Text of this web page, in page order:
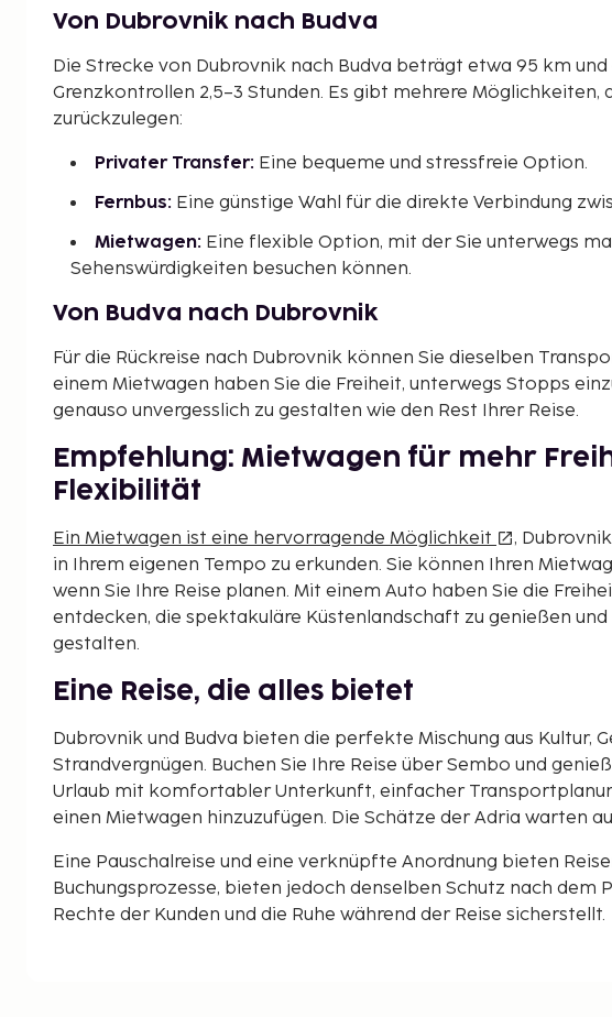
Von Dubrovnik nach Budva
Die Strecke von Dubrovnik nach Budva beträgt etwa 95 km
Grenzkontrollen 2,5–3 Stunden. Es gibt mehrere Möglichkeiten,
zurückzulegen:
Privater Transfer: Eine bequeme und stressfreie Option.
Fernbus: Eine günstige Wahl für die direkte Verbindung
Mietwagen: Eine flexible Option, mit der Sie unterwegs
Sehenswürdigkeiten besuchen können.
Von Budva nach Dubrovnik
Für die Rückreise nach Dubrovnik können Sie dieselben
einem Mietwagen haben Sie die Freiheit, unterwegs Stopps
genauso unvergesslich zu gestalten wie den Rest Ihrer Reise.
Empfehlung: Mietwagen für mehr
Flexibilität
Ein Mietwagen ist eine hervorragende Möglichkeit
,
in Ihrem eigenen Tempo zu erkunden. Sie können Ihren
wenn Sie Ihre Reise planen. Mit einem Auto haben Sie die
entdecken, die spektakuläre Küstenlandschaft zu genießen und
gestalten.
Eine Reise, die alles bietet
Dubrovnik und Budva bieten die perfekte Mischung aus Kultur,
Strandvergnügen. Buchen Sie Ihre Reise über Sembo und
Urlaub mit komfortabler Unterkunft, einfacher
einen Mietwagen hinzuzufügen. Die Schätze der Adria warten
Eine Pauschalreise und eine verknüpfte Anordnung bieten
Buchungsprozesse, bieten jedoch denselben Schutz nach dem
Rechte der Kunden und die Ruhe während der Reise sicherstellt.